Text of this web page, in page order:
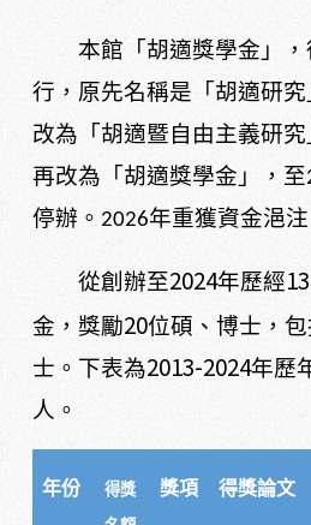
本館「胡適獎學金」，
行，原先名稱是「胡適研究
改為「胡適暨自由主義研究
再改為「胡適獎學金」，至
停辦。 2026年重獲資金浥
從創辦至2024年歷經13
金，獎勵20位碩、博士，包
士。下表為2013-2024年歷
人。
年份
得獎
獎項 得獎論文